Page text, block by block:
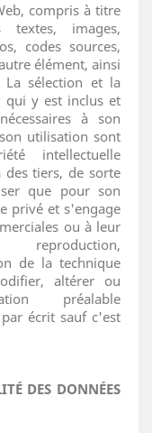
compris à titre
images,
codes sources,
élément, ainsi
sélection et la
qui y est inclus et
à son
utilisation sont
intellectuelle
des tiers, de sorte
que pour son
privé et s'engage
ou à leur
de la technique
altérer ou
préalable
écrit sauf c'est
DES DONNÉES